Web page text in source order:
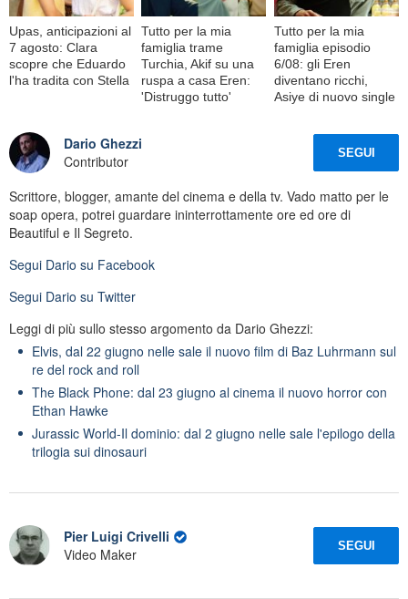
Upas, anticipazioni al
7 agosto: Clara
scopre che Eduardo
l'ha tradita con Stella
Tutto per la mia
famiglia trame
Turchia, Akif su una
ruspa a casa Eren:
'Distruggo tutto'
Tutto per la mia
famiglia episodio
6/08: gli Eren
diventano ricchi,
Asiye di nuovo single
Dario Ghezzi
Contributor
SEGUI
Scrittore, blogger, amante del cinema e della tv. Vado matto per le
soap opera, potrei guardare ininterrottamente ore ed ore di
Beautiful e Il Segreto.
Segui Dario su Facebook
Segui Dario su Twitter
Leggi di più sullo stesso argomento da Dario Ghezzi:
Elvis, dal 22 giugno nelle sale il nuovo film di Baz Luhrmann sul
re del rock and roll
The Black Phone: dal 23 giugno al cinema il nuovo horror con
Ethan Hawke
Jurassic World-Il dominio: dal 2 giugno nelle sale l'epilogo della
trilogia sui dinosauri
Pier Luigi Crivelli
Video Maker
SEGUI